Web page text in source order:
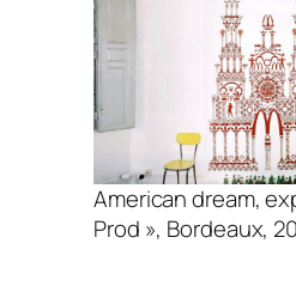
American dream,
Prod », Bordeaux,